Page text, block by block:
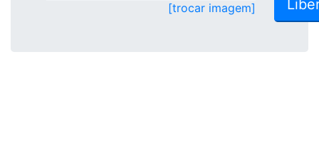
[trocar imagem]